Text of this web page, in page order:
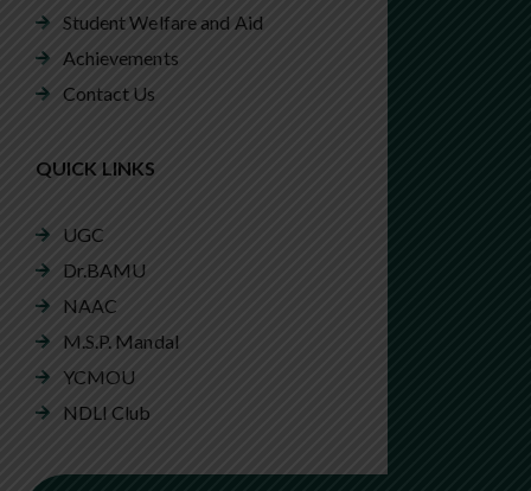
Student Welfare and Aid
Achievements
Contact Us
QUICK LINKS
UGC
Dr.BAMU
NAAC
M.S.P. Mandal
YCMOU
NDLI Club